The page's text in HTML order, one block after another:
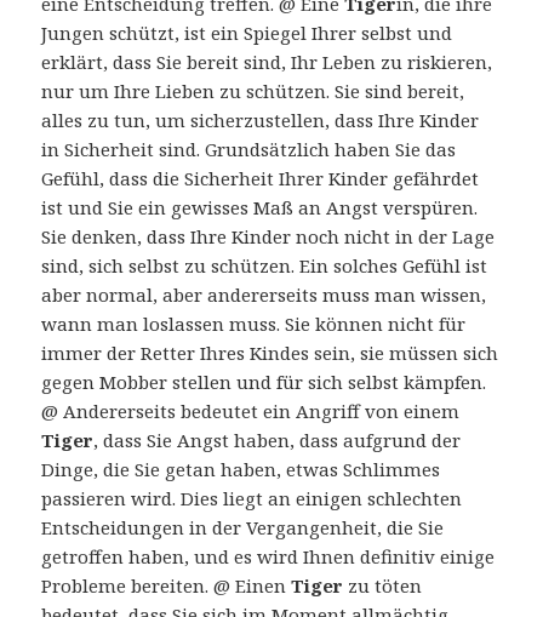
Jungen schützt, ist ein Spiegel Ihrer selbst und
erklärt, dass Sie bereit sind, Ihr Leben zu riskieren,
nur um Ihre Lieben zu schützen. Sie sind bereit,
alles zu tun, um sicherzustellen, dass Ihre Kinder
in Sicherheit sind. Grundsätzlich haben Sie das
Gefühl, dass die Sicherheit Ihrer Kinder gefährdet
ist und Sie ein gewisses Maß an Angst verspüren.
Sie denken, dass Ihre Kinder noch nicht in der Lage
sind, sich selbst zu schützen. Ein solches Gefühl ist
aber normal, aber andererseits muss man wissen,
wann man loslassen muss. Sie können nicht für
immer der Retter Ihres Kindes sein, sie müssen sich
gegen Mobber stellen und für sich selbst kämpfen.
@ Andererseits bedeutet ein Angriff von einem
Tiger, dass Sie Angst haben, dass aufgrund der
Dinge, die Sie getan haben, etwas Schlimmes
passieren wird. Dies liegt an einigen schlechten
Entscheidungen in der Vergangenheit, die Sie
getroffen haben, und es wird Ihnen definitiv einige
Probleme bereiten. @ EinenTiger zu töten